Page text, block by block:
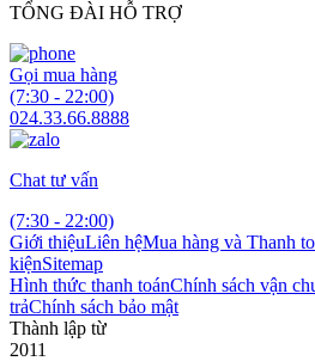
TỔNG ĐÀI HỖ TRỢ
Gọi mua hàng
(7:30 - 22:00)
024.33.66.8888
Chat tư vấn
(7:30 - 22:00)
Giới thiệuLiên hệMua hàng và Thanh
kiệnSitemap
Hình thức thanh toánChính sách vận
trảChính sách bảo mật
Thành lập từ
2011